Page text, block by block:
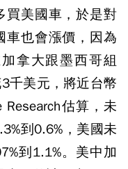
買美國車，於是對
車也會漲價，因為
拿大跟墨西哥組
千美元，將近台幣
估算，未
到0.6%，美國未
到1.1%。美中加